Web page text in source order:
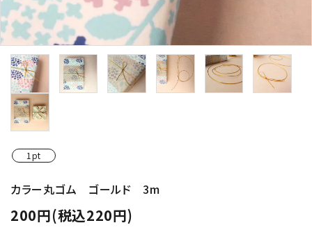
1pt
カラー丸ゴム ゴールド 3m
200円(税込220円)